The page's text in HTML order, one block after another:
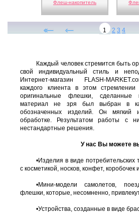
Флеш-накопитель
1 2 3 4
Каждый человек стремится быть
свой индивидуальный стиль и
Интернет-магазин FLASH-
каждого клиента в этом стремлении
оригинальные флешки,
материал не зря был выбран в
обозначенных изделий. Он мягкий
обработке. Результатом работы с
нестандартные решения.
У нас Вы можете
•Изделия в виде потребительских
с косметикой, носков, конфет, коробочек
•Мини-модели самолетов,
флешки, которые, несомненно,
•Устройства, созданные в виде